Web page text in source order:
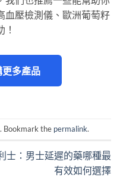
血壓檢測儀、歐洲葡萄籽
更多產品
. Bookmark the permalink.
士：男士延遲的藥哪種最
有效如何選擇